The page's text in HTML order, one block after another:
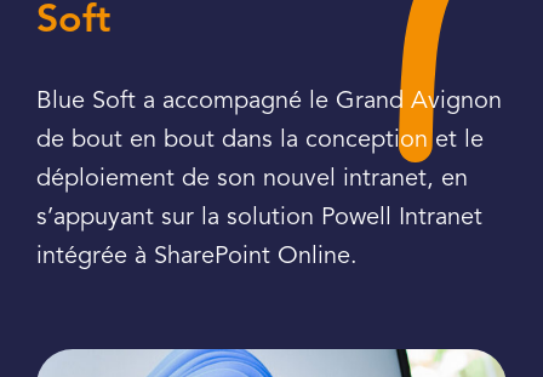
Soft
Blue Soft a accompagné le Grand Avignon
de bout en bout dans la conception et le
déploiement de son nouvel intranet, en
s’appuyant sur la solution Powell Intranet
intégrée à SharePoint Online.